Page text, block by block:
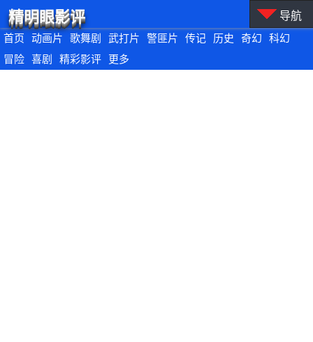
首页 动画片 歌舞剧 武打片 警匪片 传记 历史 奇幻
科幻
冒险
喜剧 精彩影评 更多
精明眼影评 导航